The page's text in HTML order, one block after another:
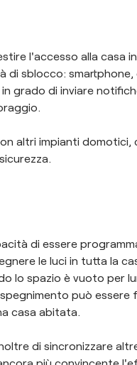
l'accesso alla casa
sblocco:
grado di inviare
altri impianti domotici,
di essere
le luci in tutta la
lo spazio è vuoto per
può
casa abitata.
di sincronizzare